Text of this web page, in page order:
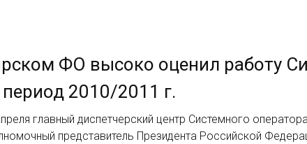
ФО высоко оценил работу
2010/2011 г.
главный диспетчерский центр Системного
представитель Президента Российской